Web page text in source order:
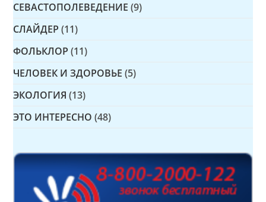
СЕВАСТОПОЛЕВЕДЕНИЕ (9)
СЛАЙДЕР (11)
ФОЛЬКЛОР (11)
ЧЕЛОВЕК И ЗДОРОВЬЕ (5)
ЭКОЛОГИЯ (13)
ЭТО ИНТЕРЕСНО (48)